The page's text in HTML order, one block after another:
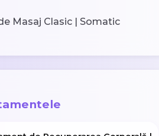
Masaj Clasic | Somatic